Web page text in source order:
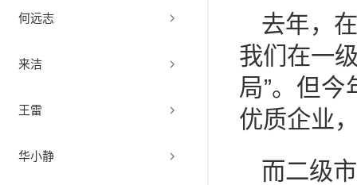
何远志
来洁
王雷
华小静
去年，
我们在一
局”。但
优质企业
而二级